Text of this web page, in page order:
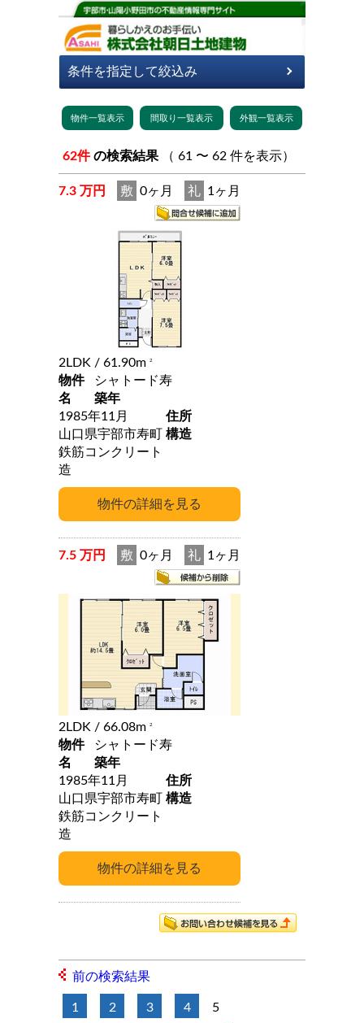
62件 の検索結果 （ 61 〜 62 件を表示）
7.3 万円 敷 0ヶ月 礼 1ヶ月
2LDK / 61.90m 2
物件
名
シャトード寿
築年
1985年11月
住所
山口県宇部市寿町
構造
鉄筋コンクリート
造
7.5 万円 敷 0ヶ月 礼 1ヶ月
2LDK / 66.08m 2
物件
名
シャトード寿
築年
1985年11月
住所
山口県宇部市寿町
構造
鉄筋コンクリート
造
前の検索結果
1 2 3 4 5